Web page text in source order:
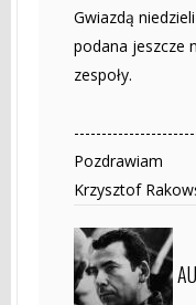
Gwiazdą
podana jeszcze
zespoły.
Pozdrawiam
Krzysztof